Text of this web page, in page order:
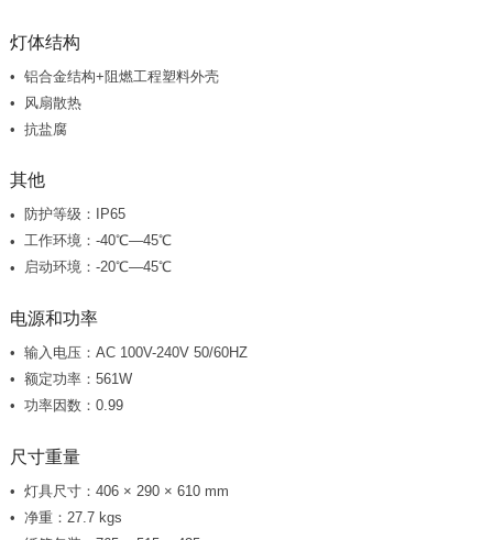
灯体结构
铝合金结构+阻燃工程塑料外壳
风扇散热
抗盐腐
其他
防护等级：IP65
工作环境：-40℃—45℃
启动环境：-20℃—45℃
电源和功率
输入电压：AC 100V-240V 50/60HZ
额定功率：561W
功率因数：0.99
尺寸重量
灯具尺寸：406 × 290 × 610 mm
净重：27.7 kgs